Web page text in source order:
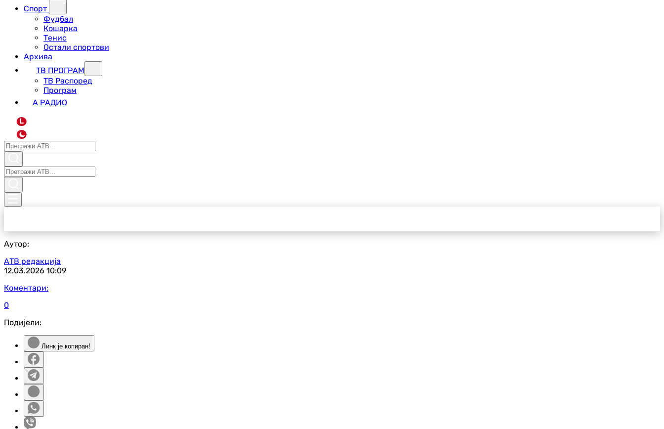
Спорт
Фудбал
Кошарка
Тенис
Остали спортови
Архива
ТВ ПРОГРАМ
ТВ Распоред
Програм
А РАДИО
L
Аутор:
АТВ редакција
12.03.2026 10:09
Коментари:
0
Подијели:
Линк је копиран!